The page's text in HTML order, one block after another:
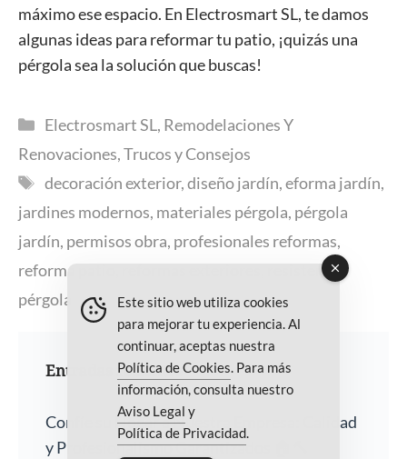
máximo ese espacio. En Electrosmart SL, te damos
algunas ideas para reformar tu patio, ¡quizás una
pérgola sea la solución que buscas!
Categorías
Electrosmart SL, Remodelaciones Y
Renovaciones,Trucos y Consejos
Etiquetas
decoración exterior,diseño jardín,eforma jardín,
jardines modernos, materiales pérgola, pérgola
jardín, permisos obra, profesionales reformas,
reforma patio
resistencia
pérgola
Entradas recientes
Confíe su Hogar a Nuestra Empresa: Calidad
y Profesionalismo Garantizados 🏠🔨
Este sitio web utiliza cookies
para mejorar tu experiencia. Al
continuar, aceptas nuestra
Política de Cookies . Para más
información, consulta nuestro
Aviso Legal y
Política de Privacidad